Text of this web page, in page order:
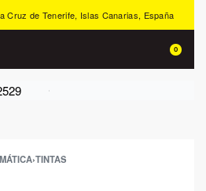
Cruz de Tenerife, Islas Canarias, España
0
›TINTAS